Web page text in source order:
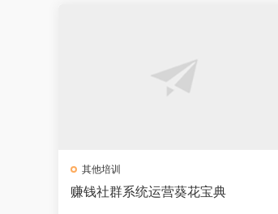
其他培训
赚钱社群系统运营葵花宝典